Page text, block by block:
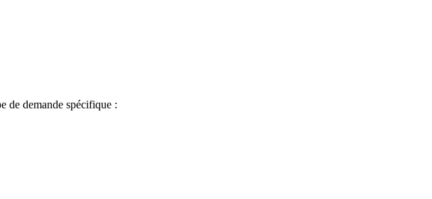
de demande spécifique :